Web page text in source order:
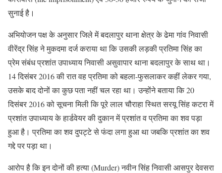
सुनाई है।
अभियोजन पक्ष के अनुसार जिले में बदलापुर थाना क्षेत्र के ढेमा गांव निवासी
वीरेंद्र सिंह ने मुकदमा दर्ज कराया था कि उसकी लड़की प्रतिमा सिंह का
प्रेम संबंध प्रशांत उपाध्याय निवासी असुवापार थाना बदलापुर के साथ था।
14 दिसंबर 2016 की रात वह प्रतिमा को बहला-फुसलाकर कहीं लेकर गया,
उसके बाद दोनों का कुछ पता नहीं चल रहा था। उन्होंने बताया कि 20
दिसंबर 2016 को सूचना मिली कि पूरे लाल चौराहा स्थित सरयू सिंह कटरा में
प्रशांत उपाध्याय के हार्डवेयर की दुकान में प्रशांत व प्रतिमा का शव पड़ा
हुआ है। प्रतिमा का शव दुपट्टे से फंदा लगा हुआ था जबकि प्रशांत का शव
गद्दे पर पड़ा था।
आरोप है कि इन दोनों की हत्या (Murder) नवीन सिंह निवासी आसपुर देवसरा